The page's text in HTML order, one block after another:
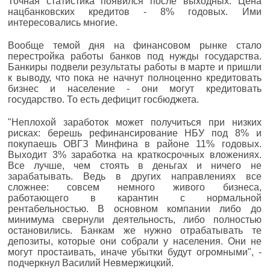
нацбанковских кредитов - 8% годовых. Ими
интересовались многие.
Вообще темой дня на финансовом рынке стало
перестройка работы банков под нужды государства.
Банкиры подвели результаты работы в марте и пришли
к выводу, что пока не начнут полноценно кредитовать
бизнес и население - они могут кредитовать
государство. То есть дефицит госбюджета.
"Неплохой заработок может получиться при низких
рисках: берешь рефинансирование НБУ под 8% и
покупаешь ОВГЗ Минфина в районе 11% годовых.
Выходит 3% заработка на краткосрочных вложениях.
Все лучше, чем стоять в деньгах и ничего не
зарабатывать. Ведь в других направлениях все
сложнее: совсем немного живого бизнеса,
работающего в карантин с нормальной
рентабельностью. В основном компании либо до
минимума свернули деятельность, либо полностью
остановились. Банкам же нужно отрабатывать те
депозиты, которые они собрали у населения. Они не
могут простаивать, иначе убытки будут огромными", -
подчеркнул Василий Невмержицкий.